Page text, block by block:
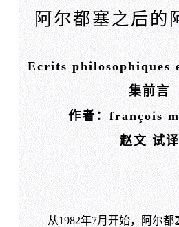
阿尔都塞之后的
Ecrits philosophiques
集前言
作者：françois
赵文 试译
从1982年7月开始，阿尔都